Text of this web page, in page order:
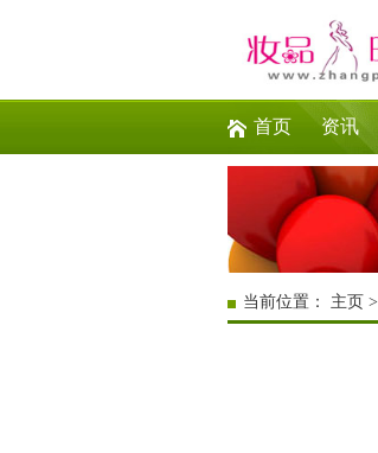
首页 资讯
当前位置： 主页 >